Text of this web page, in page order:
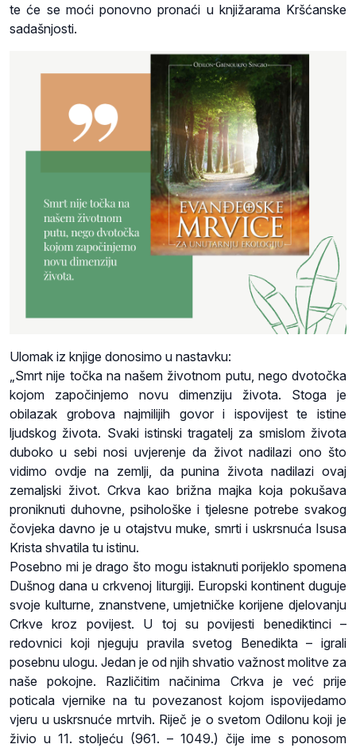
te će se moći ponovno pronaći u knjižarama Kršćanske
sadašnjosti.
Ulomak iz knjige donosimo u nastavku:
„Smrt nije točka na našem životnom putu, nego dvotočka
kojom započinjemo novu dimenziju života. Stoga je
obilazak grobova najmilijih govor i ispovijest te istine
ljudskog života. Svaki istinski tragatelj za smislom života
duboko u sebi nosi uvjerenje da život nadilazi ono što
vidimo ovdje na zemlji, da punina života nadilazi ovaj
zemaljski život. Crkva kao brižna majka koja pokušava
proniknuti duhovne, psihološke i tjelesne potrebe svakog
čovjeka davno je u otajstvu muke, smrti i uskrsnuća Isusa
Krista shvatila tu istinu.
Posebno mi je drago što mogu istaknuti porijeklo spomena
Dušnog dana u crkvenoj liturgiji. Europski kontinent duguje
svoje kulturne, znanstvene, umjetničke korijene djelovanju
Crkve kroz povijest. U toj su povijesti benediktinci –
redovnici koji njeguju pravila svetog Benedikta – igrali
posebnu ulogu. Jedan je od njih shvatio važnost molitve za
naše pokojne. Različitim načinima Crkva je već prije
poticala vjernike na tu povezanost kojom ispovijedamo
vjeru u uskrsnuće mrtvih. Riječ je o svetom Odilonu koji je
živio u 11. stoljeću (961. – 1049.) čije ime s ponosom